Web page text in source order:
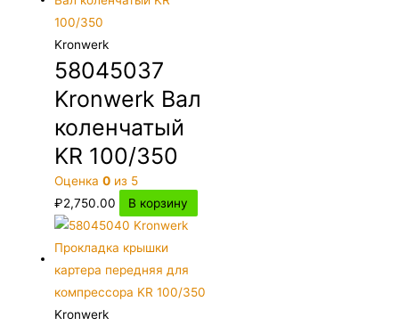
Kronwerk
58045037
Kronwerk Вал
коленчатый
KR 100/350
Оценка0 из 5
₽2,750.00 В корзину
Kronwerk